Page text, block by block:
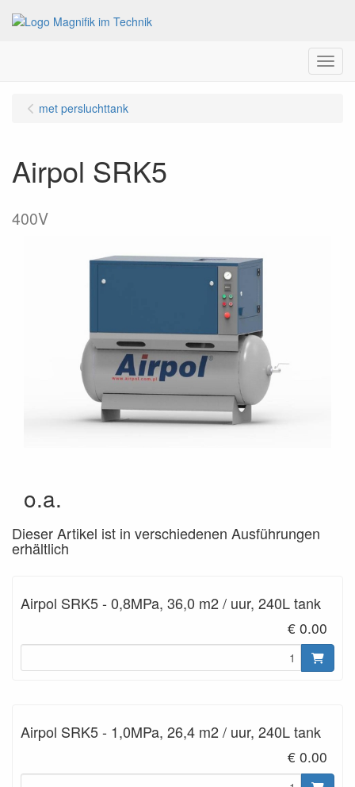
Menu
met persluchttank
Airpol SRK5
400V
o.a.
Dieser Artikel ist in verschiedenen Ausführungen
erhältlich
Airpol SRK5 - 0,8MPa, 36,0 m2 / uur, 240L tank
€ 0.00
Airpol SRK5 - 1,0MPa, 26,4 m2 / uur, 240L tank
€ 0.00